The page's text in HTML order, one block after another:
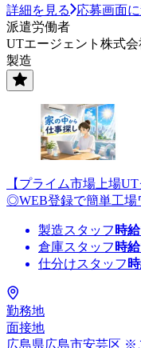
詳細を見る
応募画面
派遣労働者
UTエージェント株式
製造
【プライム市場上場
◎WEB登録で簡単工場
製造スタッフ 時給
倉庫スタッフ 時給
仕分けスタッフ
勤務地
面接地
広島県広島市安芸区 ※